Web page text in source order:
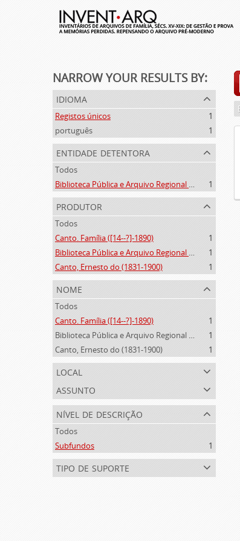
NARROW YOUR RESULTS BY:
idioma
Registos únicos
1
português
1
entidade detentora
Todos
Biblioteca Pública e Arquivo Regional de Ponta Delgada
1
produtor
Todos
Canto. Família ([14--?]-1890)
1
Biblioteca Pública e Arquivo Regional de Ponta Delgada (1841- )
1
Canto, Ernesto do (1831-1900)
1
nome
Todos
Canto. Família ([14--?]-1890)
1
Biblioteca Pública e Arquivo Regional de Ponta Delgada (1841- )
1
Canto, Ernesto do (1831-1900)
1
local
assunto
nível de descrição
Todos
Subfundos
1
tipo de suporte